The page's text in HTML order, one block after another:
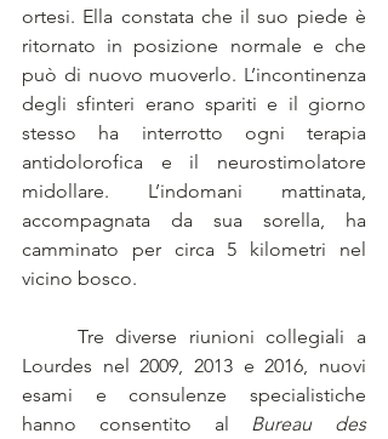
ortesi. Ella constata che il suo piede è
ritornato in posizione normale e che
può di nuovo muoverlo. L’incontinenza
degli sfinteri erano spariti e il giorno
stesso ha interrotto ogni terapia
antidolorofica e il neurostimolatore
midollare. L’indomani mattinata,
accompagnata da sua sorella, ha
camminato per circa 5 kilometri nel
vicino bosco.
Lourdes nel 2009, 2013 e 2016, nuovi
esami e consulenze specialistiche
hanno consentito al Bureau des